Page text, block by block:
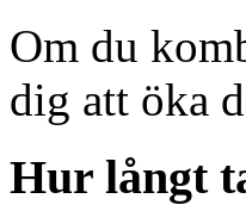
Om du
dig att öka
Hur långt